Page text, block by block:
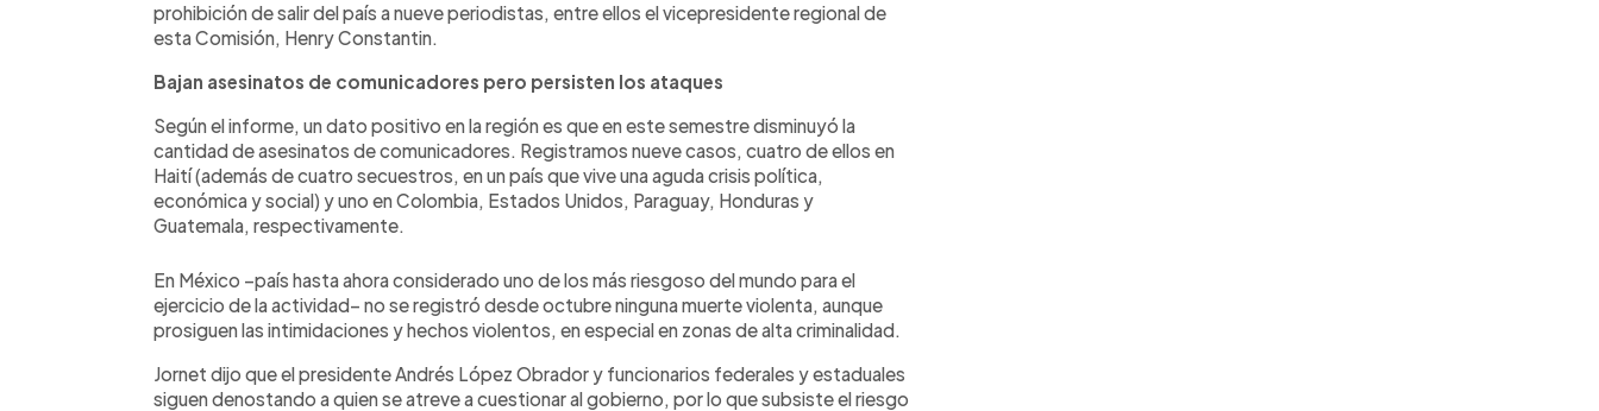
prohibición de salir del país a nueve periodistas, entre ellos el vicepresidente regional de
esta Comisión, Henry Constantin.
Bajan asesinatos de comunicadores pero persisten los ataques
Según el informe, un dato positivo en la región es que en este semestre disminuyó la
cantidad de asesinatos de comunicadores. Registramos nueve casos, cuatro de ellos en
Haití (además de cuatro secuestros, en un país que vive una aguda crisis política,
económica y social) y uno en Colombia, Estados Unidos, Paraguay, Honduras y
Guatemala, respectivamente.
En México –país hasta ahora considerado uno de los más riesgoso del mundo para el
ejercicio de la actividad– no se registró desde octubre ninguna muerte violenta, aunque
prosiguen las intimidaciones y hechos violentos, en especial en zonas de alta criminalidad.
Jornet dijo que el presidente Andrés López Obrador y funcionarios federales y estaduales
siguen denostando a quien se atreve a cuestionar al gobierno, por lo que subsiste el riesgo